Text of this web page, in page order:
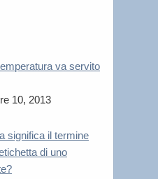
va servito
10, 2013
significa il termine
di uno